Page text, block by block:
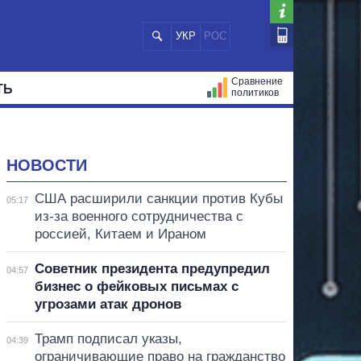
УКР РОС
Сравнение
политиков
НОВОСТИ
05:17
США расширили санкции против Кубы
из-за военного сотрудничества с
россией, Китаем и Ираном
04:57
Советник президента предупредил
бизнес о фейковых письмах с
угрозами атак дронов
04:39
Трамп подписал указы,
ограничивающие право на гражданство